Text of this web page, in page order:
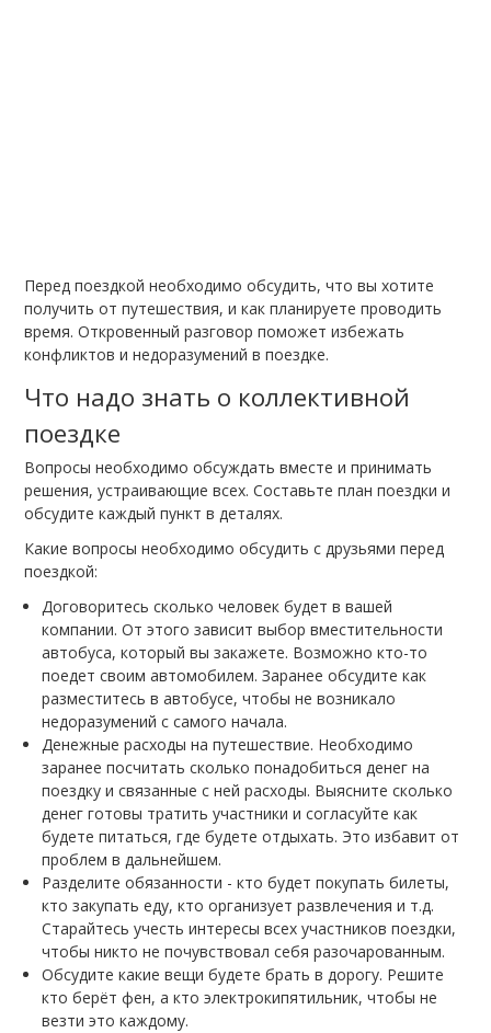
Перед поездкой необходимо обсудить, что вы хотите
получить от путешествия, и как планируете проводить
время. Откровенный разговор поможет избежать
конфликтов и недоразумений в поездке.
Что надо знать о коллективной
поездке
Вопросы необходимо обсуждать вместе и принимать
решения, устраивающие всех. Составьте план поездки и
обсудите каждый пункт в деталях.
Какие вопросы необходимо обсудить с друзьями перед
поездкой:
Договоритесь сколько человек будет в вашей
компании. От этого зависит выбор вместительности
автобуса, который вы закажете. Возможно кто-то
поедет своим автомобилем. Заранее обсудите как
разместитесь в автобусе, чтобы не возникало
недоразумений с самого начала.
Денежные расходы на путешествие. Необходимо
заранее посчитать сколько понадобиться денег на
поездку и связанные с ней расходы. Выясните сколько
денег готовы тратить участники и согласуйте как
будете питаться, где будете отдыхать. Это избавит от
проблем в дальнейшем.
Разделите обязанности - кто будет покупать билеты,
кто закупать еду, кто организует развлечения и т.д.
Старайтесь учесть интересы всех участников поездки,
чтобы никто не почувствовал себя разочарованным.
Обсудите какие вещи будете брать в дорогу. Решите
кто берёт фен, а кто электрокипятильник, чтобы не
везти это каждому.